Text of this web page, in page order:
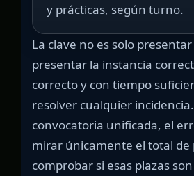
y prácticas, según turno.
La clave no es solo
presentar la instancia
correcto y con tiempo
resolver cualquier
convocatoria unificada, el
mirar únicamente el total de
comprobar si esas plazas